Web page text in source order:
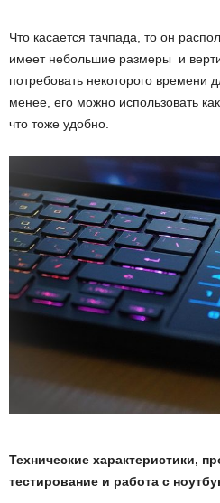
Что касается тачпада, то он
имеет небольшие размеры и
потребовать некоторого времени
менее, его можно использовать
что тоже удобно.
Технические характеристики,
тестирование и работа с